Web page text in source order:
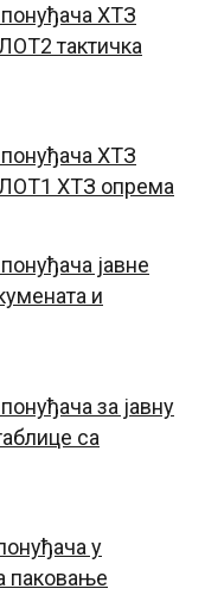
ХТЗ
тактичка
ХТЗ
ХТЗ опрема
јавне
и
за јавну
са
у
паковање